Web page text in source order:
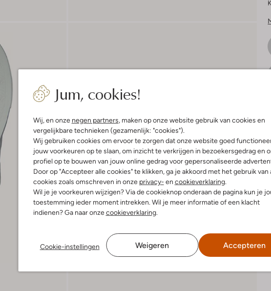
Jum, cookies!
Wij, en onze negen partners, maken op onze website gebruik van cookies en
vergelijkbare technieken (gezamenlijk: "cookies").
Wij gebruiken cookies om ervoor te zorgen dat onze website goed
jouw voorkeuren op te slaan, om inzicht te verkrijgen in bezoekersgedrag en
profiel op te bouwen van jouw online gedrag voor gepersonaliseerde
Door op "Accepteer alle cookies" te klikken, ga je akkoord met het gebruik van
cookies zoals omschreven in onze privacy- en cookieverklaring.
Wil je je voorkeuren wijzigen? Via de cookieknop onderaan de pagina kun je
toestemming ieder moment intrekken. Wil je meer informatie of een klacht
indienen? Ga naar onzecookieverklaring.
Cookie-instellingen Weigeren Accepteren